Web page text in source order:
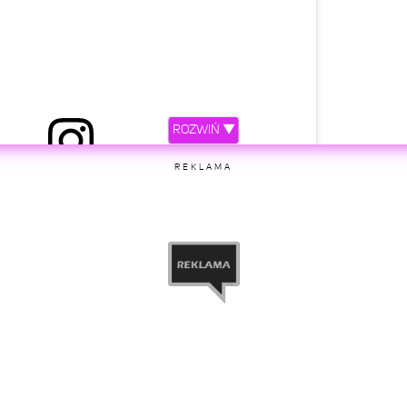
ROZWIŃ ▼
REKLAMA